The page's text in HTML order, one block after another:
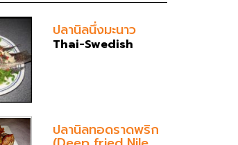
ปลานิลนึ่งมะนาว
Thai-Swedish
ปลานิลทอดราดพริก